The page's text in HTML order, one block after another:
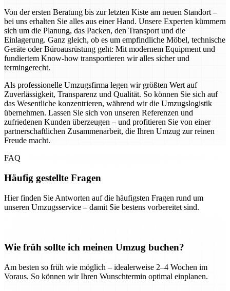
Von der ersten Beratung bis zur letzten Kiste am neuen Standort –
bei uns erhalten Sie alles aus einer Hand. Unsere Experten kümmern
sich um die Planung, das Packen, den Transport und die
Einlagerung. Ganz gleich, ob es um empfindliche Möbel, technische
Geräte oder Büroausrüstung geht: Mit modernem Equipment und
fundiertem Know-how transportieren wir alles sicher und
termingerecht.
Als professionelle Umzugsfirma legen wir größten Wert auf
Zuverlässigkeit, Transparenz und Qualität. So können Sie sich auf
das Wesentliche konzentrieren, während wir die Umzugslogistik
übernehmen. Lassen Sie sich von unseren Referenzen und
zufriedenen Kunden überzeugen – und profitieren Sie von einer
partnerschaftlichen Zusammenarbeit, die Ihren Umzug zur reinen
Freude macht.
FAQ
Häufig gestellte Fragen
Hier finden Sie Antworten auf die häufigsten Fragen rund um
unseren Umzugsservice – damit Sie bestens vorbereitet sind.
Wie früh sollte ich meinen Umzug buchen?
Am besten so früh wie möglich – idealerweise 2–4 Wochen im
Voraus. So können wir Ihren Wunschtermin optimal einplanen.